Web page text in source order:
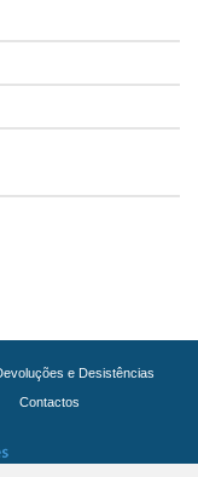
e Desistências
Contactos